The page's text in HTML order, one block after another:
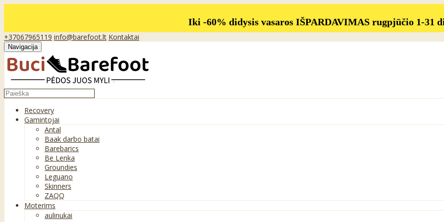
Iki -60% didysis vasaros IŠPARDAVIMAS rugpjūčio 1-31
+37067965119 info@barefoot.lt Kontaktai
Navigacija
Recovery
Gamintojai
Antal
Baak darbo batai
Barebarics
Be Lenka
Groundies
Leguano
Skinners
ZAQQ
Moterims
aulinukai